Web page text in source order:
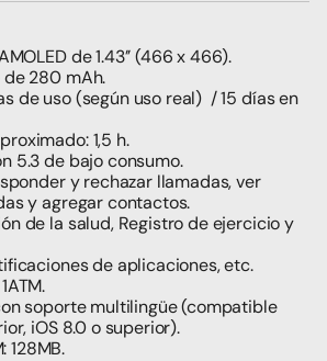
de 1.43’’ (466 x 466).
280 mAh.
de uso (según uso real)  / 15 días en
1,5 h.
5.3 de bajo consumo.
y rechazar llamadas, ver
y agregar contactos.
de la salud, Registro de ejercicio y
de aplicaciones, etc.
soporte multilingüe (compatible
iOS 8.0 o superior).
128MB.